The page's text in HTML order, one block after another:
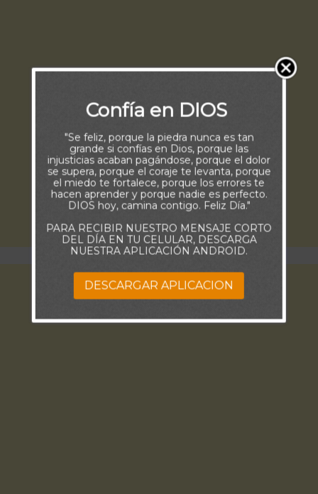
Confía en DIOS
"Se feliz, porque la piedra nunca es tan
grande si confías en Dios, porque las
injusticias acaban pagándose, porque el dolor
se supera, porque el coraje te levanta, porque
el miedo te fortalece, porque los errores te
hacen aprender y porque nadie es perfecto.
DIOS hoy, camina contigo. Feliz Día."
PARA RECIBIR NUESTRO MENSAJE CORTO
DEL DÍA EN TU CELULAR, DESCARGA
NUESTRA APLICACIÓN ANDROID.
DESCARGAR APLICACION